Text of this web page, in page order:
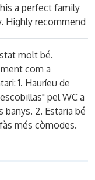
a perfect family
Highly recommend
molt bé.
com a
1. Hauríeu de
pel WC a
banys. 2. Estaria bé
més còmodes.